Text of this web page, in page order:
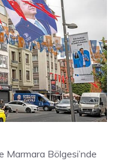
Marmara Bölgesi’nde